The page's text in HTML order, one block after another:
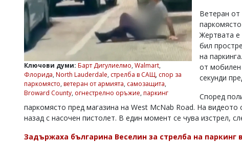
Управители:
Веселин
v.vasilev@flagman.bg
Касабова,
k.kassabova@flagman.bg
Главен
редактор:
Колев,
office@flagman.bg
Ключови думи: Барт Дигулиелмо, Walmart,
Флорида, North Lauderdale, стрелба в САЩ, спор за
паркомясто, ветеран от армията, самозащита,
Broward County, огнестрелно оръжие, паркинг
Ветеран от
Жертвата е
бил
на
от мобилен
секунди
Според
паркомясто пред магазина на West McNab Road. На
назад с насочен пистолет. В един момент се чува изстрел,
Задържаха българина Веселин за стрелба на